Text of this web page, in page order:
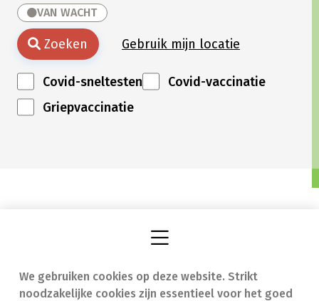
We gebruiken cookies op deze website. Strikt
noodzakelijke cookies zijn essentieel voor het goed
VAN WACHT
Zoeken Gebruik mijn locatie
Covid-sneltesten
Covid-vaccinatie
Griepvaccinatie
Vind een apotheek
In geval van nood